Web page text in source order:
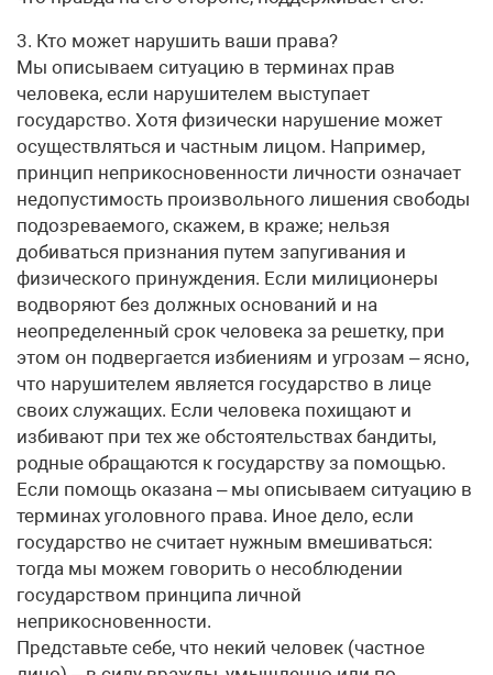
3. Кто может нарушить ваши права?
Мы описываем ситуацию в терминах прав
человека, если нарушителем выступает
государство. Хотя физически нарушение может
осуществляться и частным лицом. Например,
принцип неприкосновенности личности означает
недопустимость произвольного лишения свободы
подозреваемого, скажем, в краже; нельзя
добиваться признания путем запугивания и
физического принуждения. Если милиционеры
водворяют без должных оснований и на
неопределенный срок человека за решетку, при
этом он подвергается избиениям и угрозам – ясно,
что нарушителем является государство в лице
своих служащих. Если человека похищают и
избивают при тех же обстоятельствах бандиты,
родные обращаются к государству за помощью.
Если помощь оказана – мы описываем ситуацию в
терминах уголовного права. Иное дело, если
государство не считает нужным вмешиваться:
тогда мы можем говорить о несоблюдении
государством принципа личной
неприкосновенности.
Представьте себе, что некий человек (частное